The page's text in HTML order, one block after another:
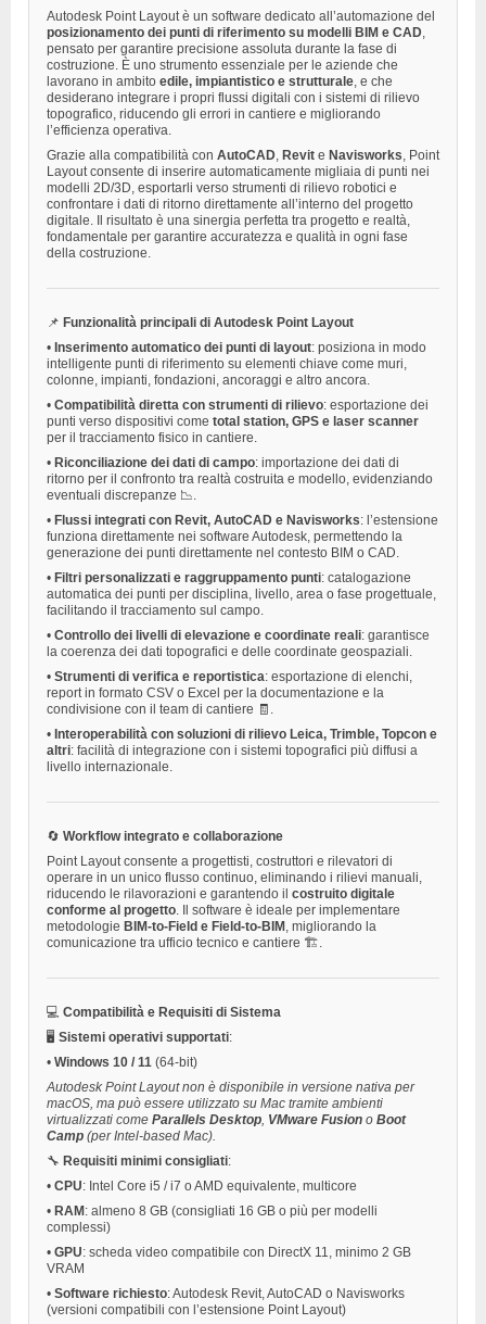
Autodesk Point Layout è un software dedicato all’automazione del
posizionamento dei punti di riferimento su modelli BIM e CAD,
pensato per garantire precisione assoluta durante la fase di
costruzione. È uno strumento essenziale per le aziende che
lavorano in ambito edile, impiantistico e strutturale, e che
desiderano integrare i propri flussi digitali con i sistemi di rilievo
topografico, riducendo gli errori in cantiere e migliorando
l’efficienza operativa.
Grazie alla compatibilità con AutoCAD, Revit e Navisworks, Point
Layout consente di inserire automaticamente migliaia di punti nei
modelli 2D/3D, esportarli verso strumenti di rilievo robotici e
confrontare i dati di ritorno direttamente all’interno del progetto
digitale. Il risultato è una sinergia perfetta tra progetto e realtà,
fondamentale per garantire accuratezza e qualità in ogni fase
della costruzione.
📌 Funzionalità principali di Autodesk Point Layout
• Inserimento automatico dei punti di layout: posiziona in modo
intelligente punti di riferimento su elementi chiave come muri,
colonne, impianti, fondazioni, ancoraggi e altro ancora.
• Compatibilità diretta con strumenti di rilievo: esportazione dei
punti verso dispositivi come total station, GPS e laser scanner
per il tracciamento fisico in cantiere.
• Riconciliazione dei dati di campo: importazione dei dati di
ritorno per il confronto tra realtà costruita e modello, evidenziando
eventuali discrepanze 📉.
• Flussi integrati con Revit, AutoCAD e Navisworks: l’estensione
funziona direttamente nei software Autodesk, permettendo la
generazione dei punti direttamente nel contesto BIM o CAD.
• Filtri personalizzati e raggruppamento punti: catalogazione
automatica dei punti per disciplina, livello, area o fase progettuale,
facilitando il tracciamento sul campo.
• Controllo dei livelli di elevazione e coordinate reali: garantisce
la coerenza dei dati topografici e delle coordinate geospaziali.
• Strumenti di verifica e reportistica: esportazione di elenchi,
report in formato CSV o Excel per la documentazione e la
condivisione con il team di cantiere 🧾.
• Interoperabilità con soluzioni di rilievo Leica, Trimble, Topcon e
altri: facilità di integrazione con i sistemi topografici più diffusi a
livello internazionale.
🔄 Workflow integrato e collaborazione
Point Layout consente a progettisti, costruttori e rilevatori di
operare in un unico flusso continuo, eliminando i rilievi manuali,
riducendo le rilavorazioni e garantendo il costruito digitale
conforme al progetto. Il software è ideale per implementare
metodologie BIM-to-Field e Field-to-BIM, migliorando la
comunicazione tra ufficio tecnico e cantiere 🏗️.
💻 Compatibilità e Requisiti di Sistema
🖥️ Sistemi operativi supportati:
• Windows 10 / 11 (64-bit)
Autodesk Point Layout non è disponibile in versione nativa per
macOS, ma può essere utilizzato su Mac tramite ambienti
virtualizzati come Parallels Desktop, VMware Fusion o Boot
Camp (per Intel-based Mac).
🔧 Requisiti minimi consigliati:
• CPU: Intel Core i5 / i7 o AMD equivalente, multicore
• RAM: almeno 8 GB (consigliati 16 GB o più per modelli
complessi)
• GPU: scheda video compatibile con DirectX 11, minimo 2 GB
VRAM
• Software richiesto: Autodesk Revit, AutoCAD o Navisworks
(versioni compatibili con l’estensione Point Layout)